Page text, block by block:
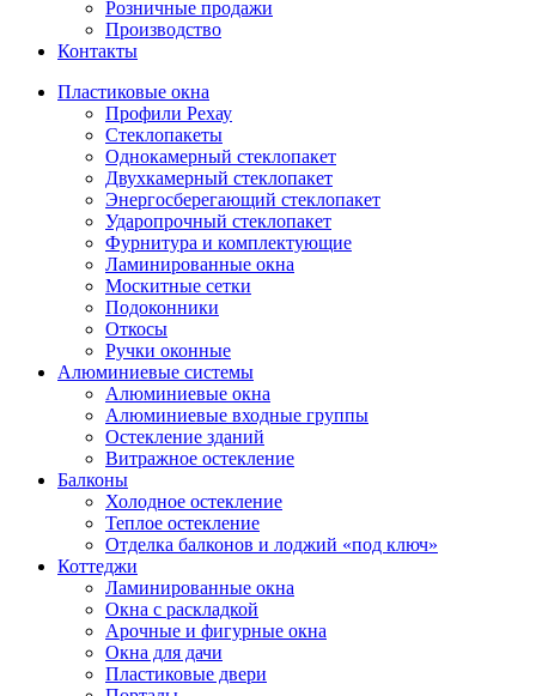
Розничные продажи
Производство
Контакты
Пластиковые окна
Профили Рехау
Стеклопакеты
Однокамерный стеклопакет
Двухкамерный стеклопакет
Энергосберегающий стеклопакет
Ударопрочный стеклопакет
Фурнитура и комплектующие
Ламинированные окна
Москитные сетки
Подоконники
Откосы
Ручки оконные
Алюминиевые системы
Алюминиевые окна
Алюминиевые входные группы
Остекление зданий
Витражное остекление
Балконы
Холодное остекление
Теплое остекление
Отделка балконов и лоджий «под ключ»
Коттеджи
Ламинированные окна
Окна с раскладкой
Арочные и фигурные окна
Окна для дачи
Пластиковые двери